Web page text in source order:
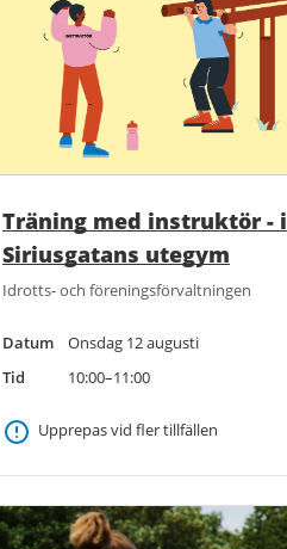
Träning med instruktör - i
Siriusgatans utegym
Idrotts- och föreningsförvaltningen
Datum
Onsdag 12 augusti
Tid
10:00–11:00
Upprepas vid fler tillfällen